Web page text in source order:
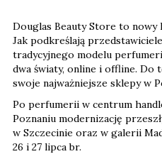
Douglas Beauty Store to
Jak podkreślają
tradycyjnego modelu
dwa światy, online i offline. Do
swoje najważniejsze sklepy w
Po perfumerii w centrum
Poznaniu modernizację
w Szczecinie oraz w galerii
26 i 27 lipca br.